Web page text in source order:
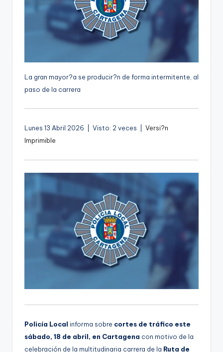
La gran mayor?a se producir?n de forma intermitente, al
paso de la carrera
Lunes 13 Abril 2026 | Visto: 2 veces | Versi?n
Imprimible
Policía Local informa sobre cortes de tráfico este
sábado, 18 de abril, en Cartagena con motivo de la
celebración de la multitudinaria carrera de la Ruta de